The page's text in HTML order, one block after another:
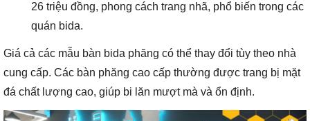
26 triệu đồng, phong cách trang nhã, phổ biến trong các
quán bida.
Giá cả các mẫu bàn bida phăng có thể thay đổi tùy theo nhà
cung cấp. Các bàn phăng cao cấp thường được trang bị mặt
đá chất lượng cao, giúp bi lăn mượt mà và ổn định.